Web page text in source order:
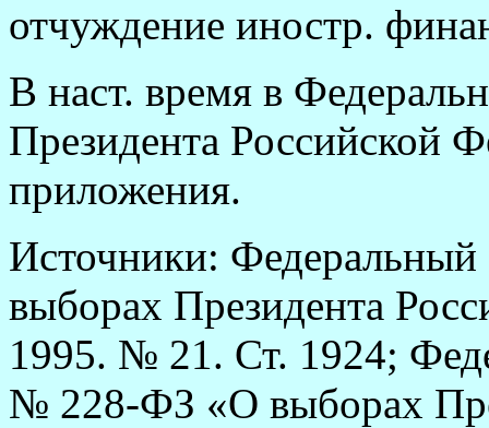
отчуждение иностр.
В наст. время в
Президента Российской
приложения.
Источники:
выборах Президента
1995. № 21. Ст. 1924;
№ 228-ФЗ «О выборах